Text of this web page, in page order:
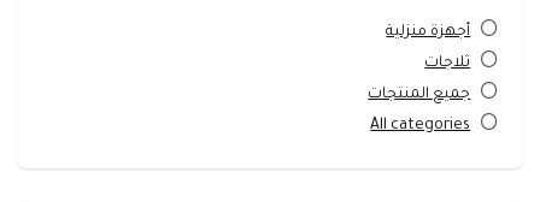
أجهزة منزلية
ثلاجات
جميع المنتجات
All categories